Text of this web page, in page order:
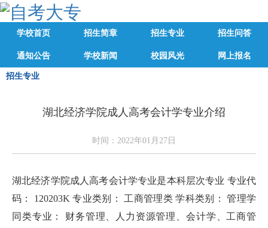
学校首页 招生简章 招生专业 招生问答
通知公告 学校新闻 校园风光 网上报名
招生专业
湖北经济学院成人高考会计学专业介绍
时间：2022年01月27日
湖北经济学院成人高考会计学专业是本科层次专业 专业代
码： 120203K 专业类别： 工商管理类 学科类别： 管理学
同类专业： 财务管理、人力资源管理、会计学、工商管